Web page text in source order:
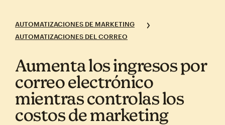
AUTOMATIZACIONES DE MARKETING
AUTOMATIZACIONES DEL CORREO
Aumenta los ingresos por
correo electrónico
mientras controlas los
costos de marketing